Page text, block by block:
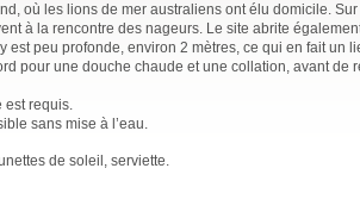
où les lions de mer australiens ont élu domicile.
à la rencontre des nageurs. Le site abrite
est peu profonde, environ 2 mètres, ce qui en fait un
pour une douche chaude et une collation, avant de
est requis.
sans mise à l’eau.
de soleil, serviette.